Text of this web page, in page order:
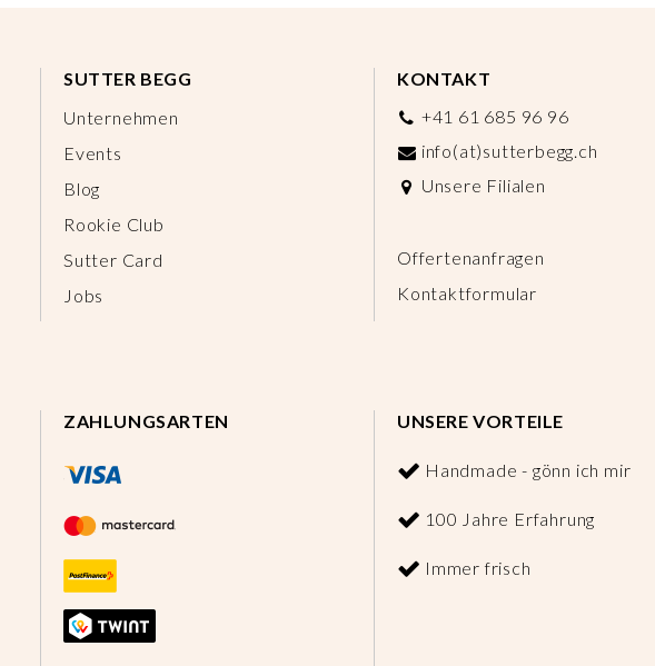
SUTTER BEGG
Unternehmen
Events
Blog
Rookie Club
Sutter Card
Jobs
KONTAKT
+41 61 685 96 96
info(at)sutterbegg.ch
Unsere Filialen
Offertenanfragen
Kontaktformular
ZAHLUNGSARTEN UNSERE VORTEILE
Handmade - gönn ich mir
100 Jahre Erfahrung
Immer frisch